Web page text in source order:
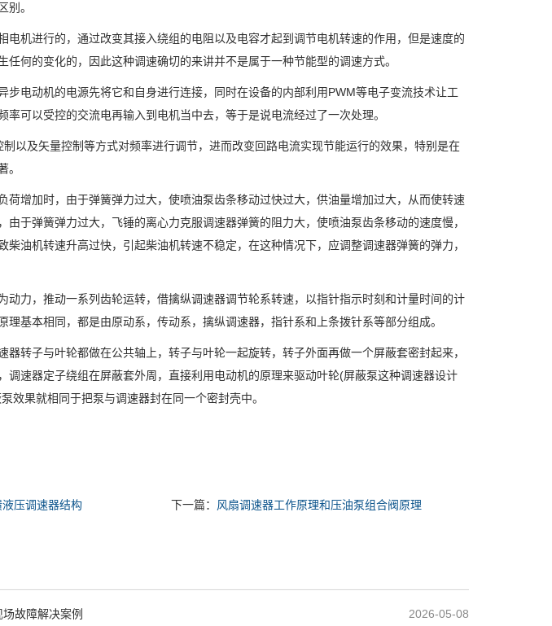
。
机进行的，通过改变其接入绕组的电阻以及电容才起到调节电机转速的作用，但是速度的
何的变化的，因此这种调速确切的来讲并不是属于一种节能型的调速方式。
电动机的电源先将它和自身进行连接，同时在设备的内部利用PWM等电子变流技术让工
可以受控的交流电再输入到电机当中去，等于是说电流经过了一次处理。
及矢量控制等方式对频率进行调节，进而改变回路电流实现节能运行的效果，特别是在
。
增加时，由于弹簧弹力过大，使喷油泵齿条移动过快过大，供油量增加过大，从而使转速
于弹簧弹力过大，飞锤的离心力克服调速器弹簧的阻力大，使喷油泵齿条移动的速度慢，
油机转速升高过快，引起柴油机转速不稳定，在这种情况下，应调整调速器弹簧的弹力，
力，推动一系列齿轮运转，借擒纵调速器调节轮系转速，以指针指示时刻和计量时间的计
理基本相同，都是由原动系，传动系，擒纵调速器，指针系和上条拨针系等部分组成。
子与叶轮都做在公共轴上，转子与叶轮一起旋转，转子外面再做一个屏蔽套密封起来，
调速器定子绕组在屏蔽套外周，直接利用电动机的原理来驱动叶轮(屏蔽泵这种调速器设计
效果就相同于把泵与调速器封在同一个密封壳中。
压调速器结构 下一篇： 风扇调速器工作原理和压油泵组合阀原理
故障解决案例 2026-05-08